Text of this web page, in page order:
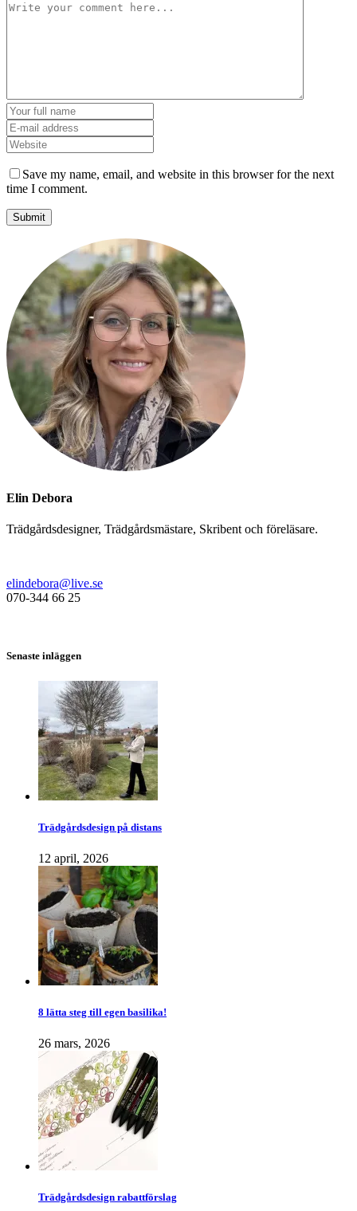
Save my name, email, and website in this browser for the next
time I comment.
Elin Debora
Trädgårdsdesigner, Trädgårdsmästare, Skribent och föreläsare.
elindebora@live.se
070-344 66 25
Senaste inläggen
Trädgårdsdesign på distans
12 april, 2026
8 lätta steg till egen basilika!
26 mars, 2026
Trädgårdsdesign rabattförslag